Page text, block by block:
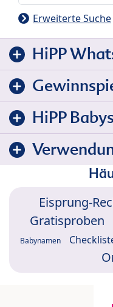
Erweiterte Suche
HiPP
HiPP
Eisprung-
Gratisproben
Babynamen